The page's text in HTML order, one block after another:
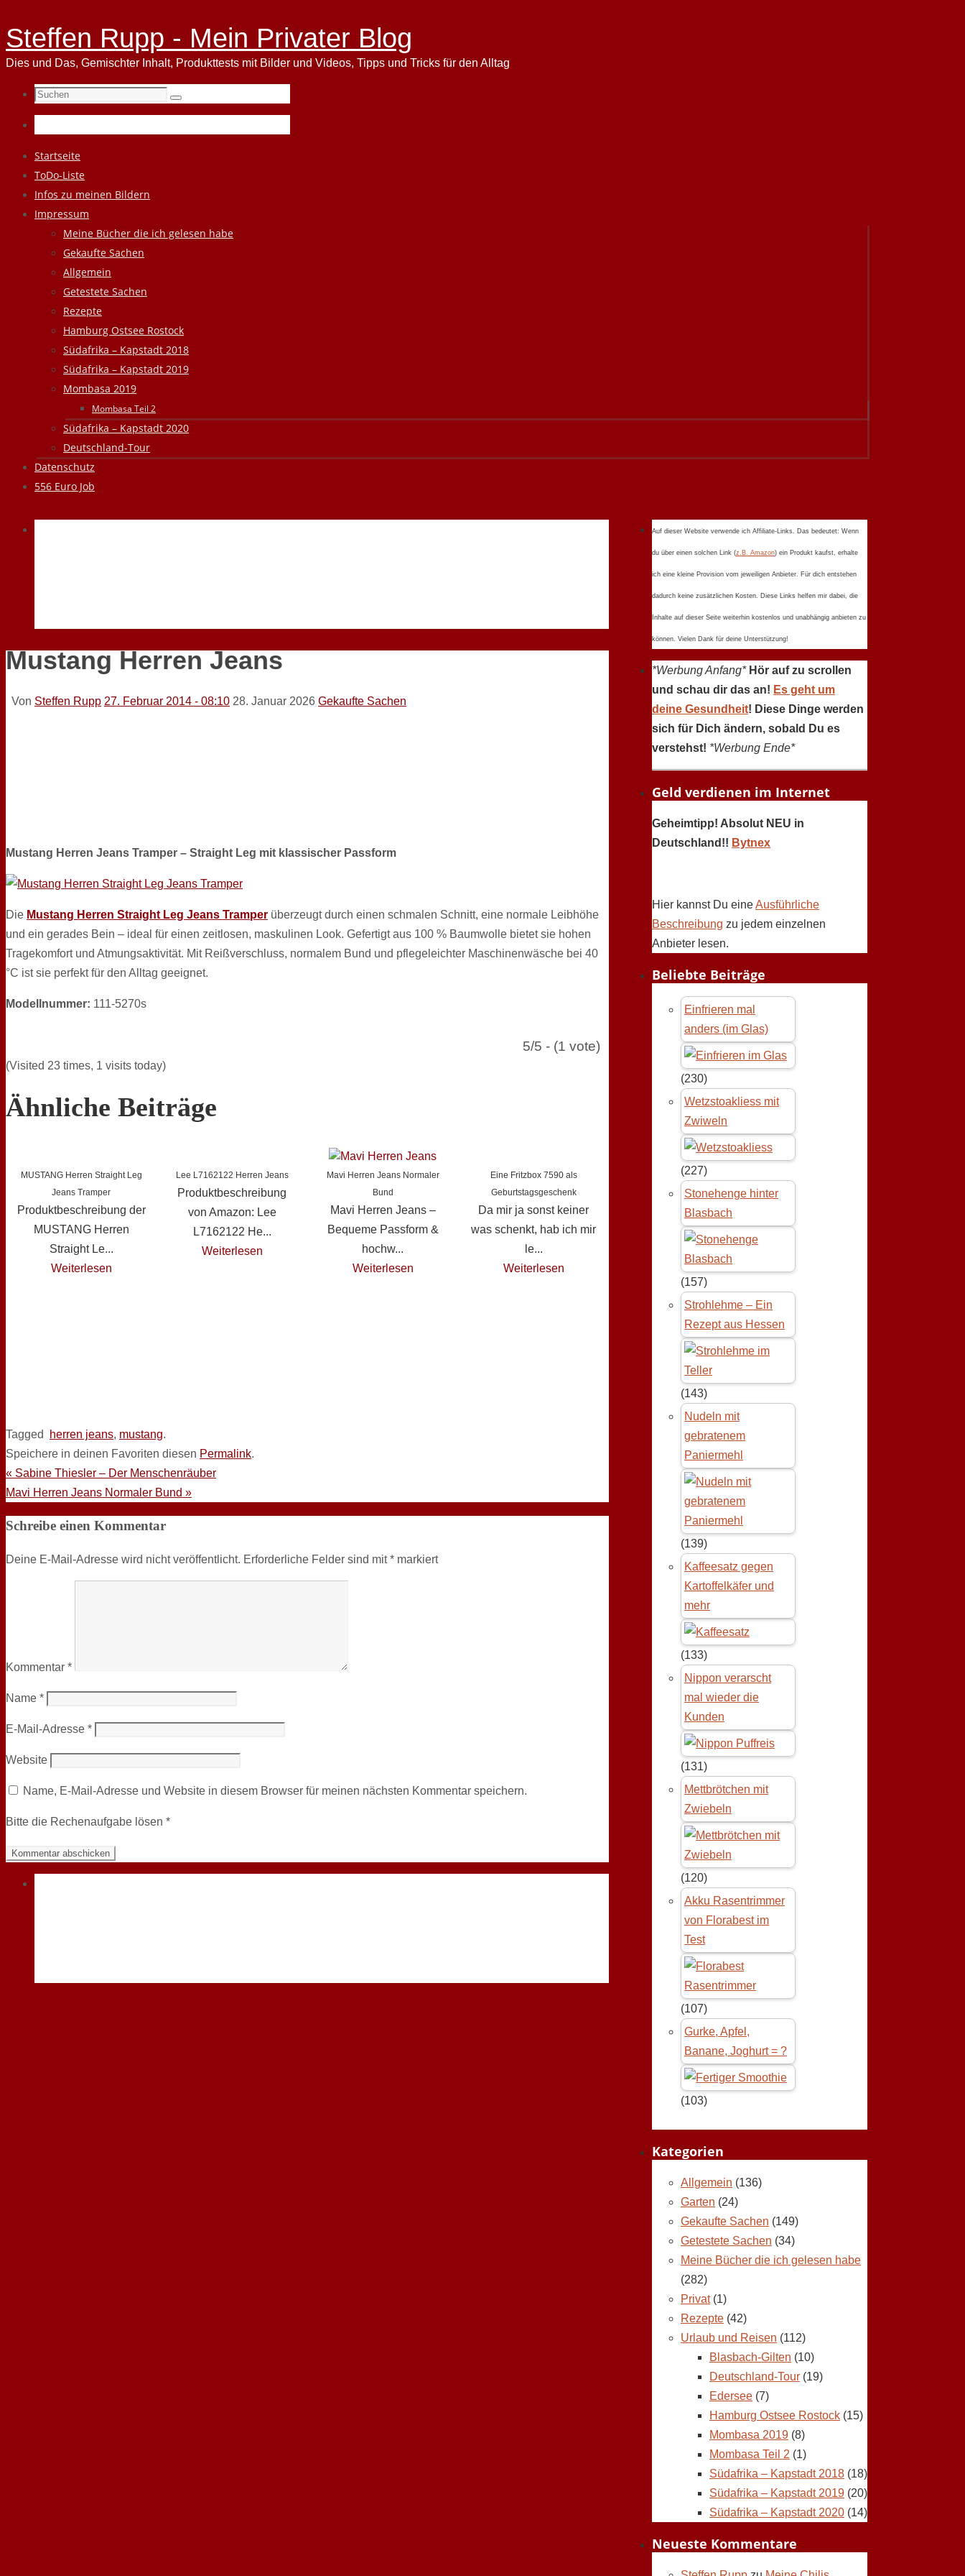
Steffen Rupp - Mein Privater Blog
Dies und Das, Gemischter Inhalt, Produkttests mit Bilder und Videos, Tipps und Tricks für den Alltag
Suchen
nach:
Suchen
Zum
Inhalt
springen
Startseite
ToDo-Liste
Infos zu meinen Bildern
Impressum
Meine Bücher die ich gelesen habe
Gekaufte Sachen
Allgemein
Getestete Sachen
Rezepte
Hamburg Ostsee Rostock
Südafrika – Kapstadt 2018
Südafrika – Kapstadt 2019
Mombasa 2019
Mombasa Teil 2
Südafrika – Kapstadt 2020
Deutschland-Tour
Datenschutz
556 Euro Job
Mustang Herren Jeans
Von Steffen Rupp 27. Februar 2014 - 08:10 28. Januar 2026 Gekaufte Sachen
Mustang Herren Jeans Tramper – Straight Leg mit klassischer Passform
Die Mustang Herren Straight Leg Jeans Tramper überzeugt durch einen schmalen Schnitt, eine normale Leibhöhe
und ein gerades Bein – ideal für einen zeitlosen, maskulinen Look. Gefertigt aus 100 % Baumwolle bietet sie hohen
Tragekomfort und Atmungsaktivität. Mit Reißverschluss, normalem Bund und pflegeleichter Maschinenwäsche bei 40
°C ist sie perfekt für den Alltag geeignet.
Modellnummer: 111-5270s
5/5 - (1 vote)
(Visited 23 times, 1 visits today)
Ähnliche Beiträge
MUSTANG Herren Straight Leg
Jeans Tramper
Produktbeschreibung der
MUSTANG Herren
Straight Le...
Weiterlesen
Lee L7162122 Herren Jeans
Produktbeschreibung
von Amazon: Lee
L7162122 He...
Weiterlesen
Mavi Herren Jeans Normaler
Bund
Mavi Herren Jeans –
Bequeme Passform &
hochw...
Weiterlesen
Eine Fritzbox 7590 als
Geburtstagsgeschenk
Da mir ja sonst keiner
was schenkt, hab ich mir
le...
Weiterlesen
Tagged herren jeans, mustang.
Speichere in deinen Favoriten diesen Permalink.
« Sabine Thiesler – Der Menschenräuber
Mavi Herren Jeans Normaler Bund »
Schreibe einen Kommentar
Deine E-Mail-Adresse wird nicht veröffentlicht. Erforderliche Felder sind mit* markiert
Kommentar *
Name *
E-Mail-Adresse *
Website
Name, E-Mail-Adresse und Website in diesem Browser für meinen nächsten Kommentar speichern.
Bitte die Rechenaufgabe lösen *
Auf dieser Website verwende ich Affiliate-Links. Das bedeutet: Wenn
du über einen solchen Link (z.B. Amazon) ein Produkt kaufst, erhalte
ich eine kleine Provision vom jeweiligen Anbieter. Für dich entstehen
dadurch keine zusätzlichen Kosten. Diese Links helfen mir dabei, die
Inhalte auf dieser Seite weiterhin kostenlos und unabhängig anbieten zu
können. Vielen Dank für deine Unterstützung!
*Werbung Anfang* Hör auf zu scrollen
und schau dir das an! Es geht um
deine Gesundheit! Diese Dinge werden
sich für Dich ändern, sobald Du es
verstehst! *Werbung Ende*
Geld verdienen im Internet
Geheimtipp! Absolut NEU in
Deutschland!! Bytnex
Hier kannst Du eineAusführliche
Beschreibung zu jedem einzelnen
Anbieter lesen.
Beliebte Beiträge
Einfrieren mal
anders (im Glas)
(230)
Wetzstoakliess mit
Zwiweln
(227)
Stonehenge hinter
Blasbach
(157)
Strohlehme – Ein
Rezept aus Hessen
(143)
Nudeln mit
gebratenem
Paniermehl
(139)
Kaffeesatz gegen
Kartoffelkäfer und
mehr
(133)
Nippon verarscht
mal wieder die
Kunden
(131)
Mettbrötchen mit
Zwiebeln
(120)
Akku Rasentrimmer
von Florabest im
Test
(107)
Gurke, Apfel,
Banane, Joghurt = ?
(103)
Kategorien
Allgemein (136)
Garten (24)
Gekaufte Sachen (149)
Getestete Sachen (34)
Meine Bücher die ich gelesen habe
(282)
Privat(1)
Rezepte (42)
Urlaub und Reisen (112)
Blasbach-Gilten (10)
Deutschland-Tour (19)
Edersee (7)
Hamburg Ostsee Rostock (15)
Mombasa 2019 (8)
Mombasa Teil 2 (1)
Südafrika – Kapstadt 2018 (18)
Südafrika – Kapstadt 2019 (20)
Südafrika – Kapstadt 2020 (14)
Neueste Kommentare